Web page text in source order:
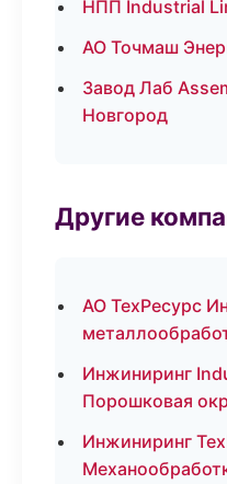
НПП Industrial
АО Точмаш
Завод Лаб
Новгород
Другие
АО ТехРесурс
Инжиниринг
Порошковая
Инжиниринг